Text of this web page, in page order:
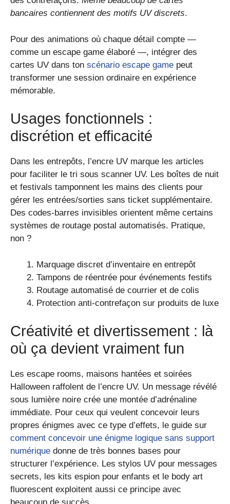
bancaires contiennent des motifs UV discrets.
Pour des animations où chaque détail compte —
comme un escape game élaboré —, intégrer des
cartes UV dans ton scénario escape game peut
transformer une session ordinaire en expérience
mémorable.
Usages fonctionnels :
discrétion et efficacité
Dans les entrepôts, l’encre UV marque les articles
pour faciliter le tri sous scanner UV. Les boîtes de nuit
et festivals tamponnent les mains des clients pour
gérer les entrées/sorties sans ticket supplémentaire.
Des codes-barres invisibles orientent même certains
systèmes de routage postal automatisés. Pratique,
non ?
Marquage discret d’inventaire en entrepôt
Tampons de réentrée pour événements festifs
Routage automatisé de courrier et de colis
Protection anti-contrefaçon sur produits de luxe
Créativité et divertissement : là
où ça devient vraiment fun
Les escape rooms, maisons hantées et soirées
Halloween raffolent de l’encre UV. Un message révélé
sous lumière noire crée une montée d’adrénaline
immédiate. Pour ceux qui veulent concevoir leurs
propres énigmes avec ce type d’effets, le guide sur
comment concevoir une énigme logique sans support
numérique donne de très bonnes bases pour
structurer l’expérience. Les stylos UV pour messages
secrets, les kits espion pour enfants et le body art
fluorescent exploitent aussi ce principe avec